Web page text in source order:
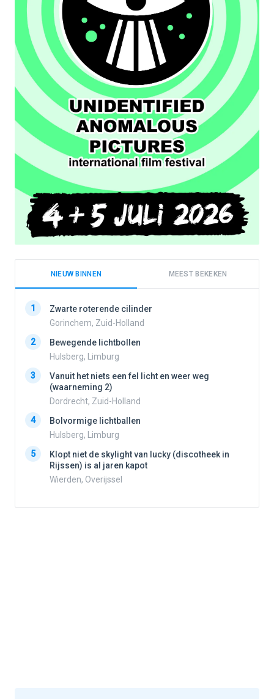
NIEUW BINNEN MEEST BEKEKEN
1
Zwarte roterende cilinder
Gorinchem, Zuid-Holland
2
Bewegende lichtbollen
Hulsberg, Limburg
3
Vanuit het niets een fel licht en weer weg
(waarneming 2)
Dordrecht, Zuid-Holland
4
Bolvormige lichtballen
Hulsberg, Limburg
5
Klopt niet de skylight van lucky (discotheek in
Rijssen) is al jaren kapot
Wierden, Overijssel